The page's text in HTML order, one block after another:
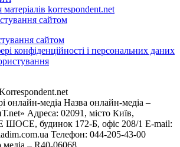
korrespondent.net
сайтом
сайтом
конфіденційності і персональних даних
онлайн-медіа Назва онлайн-медіа –
Адреса: 02091, місто Київ,
будинок 172-Б, офіс 208/1 E-mail:
Телефон: 044-205-43-00
медіа – R40-06068